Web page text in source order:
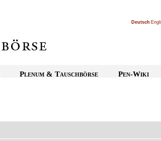
Deutsch
Plenum & Tauschbörse Pen-Wiki